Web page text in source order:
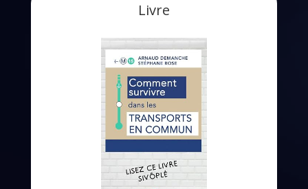
Livre